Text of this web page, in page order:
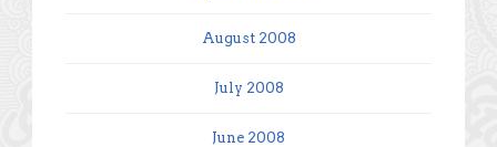
August 2008
July 2008
June 2008